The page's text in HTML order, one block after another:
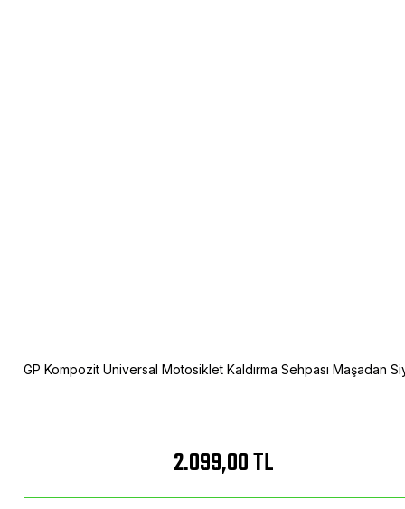
GP Kompozit Universal Motosiklet Kaldırma Sehpası Maşadan
2.099,00 TL